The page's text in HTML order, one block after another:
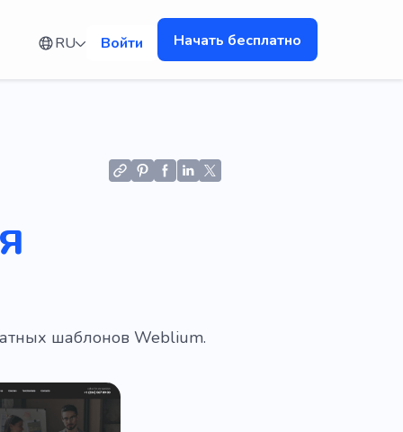
RU Войти Начать бесплатно
шаблонов Weblium.